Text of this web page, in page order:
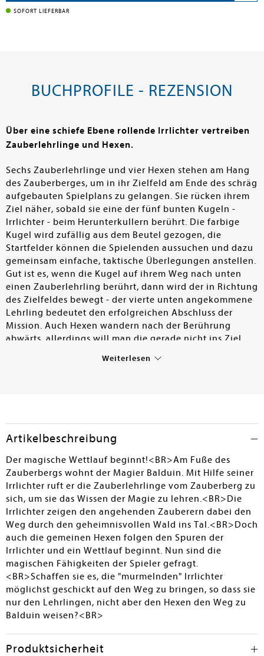
SOFORT LIEFERBAR
BUCHPROFILE - REZENSION
Über eine schiefe Ebene rollende Irrlichter vertreiben
Zauberlehrlinge und Hexen.
Sechs Zauberlehrlinge und vier Hexen stehen am Hang
des Zauberberges, um in ihr Zielfeld am Ende des schräg
aufgebauten Spielplans zu gelangen. Sie rücken ihrem
Ziel näher, sobald sie eine der fünf bunten Kugeln -
Irrlichter - beim Herunterkullern berührt. Die farbige
Kugel wird zufällig aus dem Beutel gezogen, die
Startfelder können die Spielenden aussuchen und dazu
gemeinsam einfache, taktische Überlegungen anstellen.
Gut ist es, wenn die Kugel auf ihrem Weg nach unten
einen Zauberlehrling berührt, dann wird der in Richtung
des Zielfeldes bewegt - der vierte unten angekommene
Lehrling bedeutet den erfolgreichen Abschluss der
Mission. Auch Hexen wandern nach der Berührung
abwärts, allerdings will man die gerade nicht ins Ziel
Niederlage für die ganze Gruppe. Je nach Fähigkeiten
hohen Aufforderungscharakter. Positiv für den Verleih
sind ein überschaubarer Kontrollaufwand und stabiles
Material. Wenn der Preis nicht abschreckt, eine
attraktive Ergänzung und Erneuerung des
Spieleangebotes. Kinderspiel des Jahres 2022.
Lotte Schüler
Weiterlesen
Artikelbeschreibung
Der magische Wettlauf beginnt!<BR>Am Fuße des
Zauberbergs wohnt der Magier Balduin. Mit Hilfe seiner
Irrlichter ruft er die Zauberlehrlinge vom Zauberberg zu
sich, um sie das Wissen der Magie zu lehren.<BR>Die
Irrlichter zeigen den angehenden Zauberern dabei den
Weg durch den geheimnisvollen Wald ins Tal.<BR>Doch
auch die gemeinen Hexen folgen den Spuren der
Irrlichter und ein Wettlauf beginnt. Nun sind die
magischen Fähigkeiten der Spieler gefragt.
<BR>Schaffen sie es, die "murmelnden" Irrlichter
möglichst geschickt auf den Weg zu bringen, so dass sie
nur den Lehrlingen, nicht aber den Hexen den Weg zu
Balduin weisen?<BR>
Produktsicherheit